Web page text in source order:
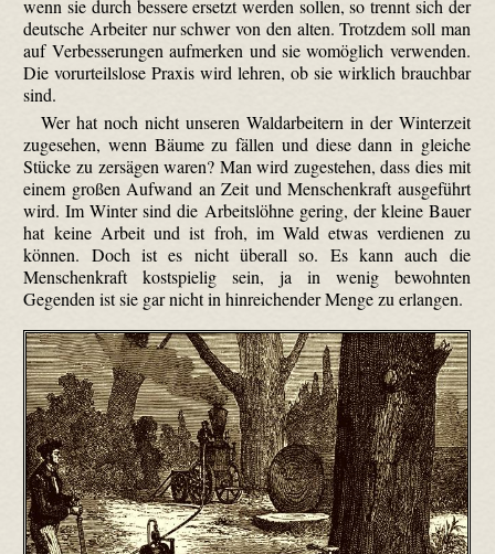
wenn sie durch bessere ersetzt werden sollen, so trennt sich der
deutsche Arbeiter nur schwer von den alten. Trotzdem soll man
auf Verbesserungen aufmerken und sie womöglich verwenden.
Die vorurteilslose Praxis wird lehren, ob sie wirklich brauchbar
sind.
Wer hat noch nicht unseren Waldarbeitern in der Winterzeit
zugesehen, wenn Bäume zu fällen und diese dann in gleiche
Stücke zu zersägen waren? Man wird zugestehen, dass dies mit
einem großen Aufwand an Zeit und Menschenkraft ausgeführt
wird. Im Winter sind die Arbeitslöhne gering, der kleine Bauer
hat keine Arbeit und ist froh, im Wald etwas verdienen zu
können. Doch ist es nicht überall so. Es kann auch die
Menschenkraft kostspielig sein, ja in wenig bewohnten
Gegenden ist sie gar nicht in hinreichender Menge zu erlangen.